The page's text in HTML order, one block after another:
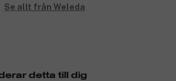
Se allt från Weleda
detta till dig